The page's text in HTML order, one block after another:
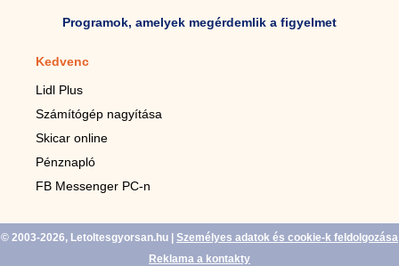
Programok, amelyek megérdemlik a figyelmet
Kedvenc
Lidl Plus
Számítógép nagyítása
Skicar online
Pénznapló
FB Messenger PC-n
© 2003-2026, Letoltesgyorsan.hu
Személyes adatok és cookie-k feldolgozása
Reklama a kontakty